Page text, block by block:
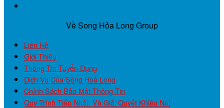
Về Song Hỏa Long Group
Liên Hệ
Giới Thiệu
Thông Tin Tuyển Dụng
Dịch Vụ Của Song Hoả Long
Chính Sách Bảo Mật Thông Tin
Quy Trình Tiếp Nhận Và Giải Quyết Khiếu Nại